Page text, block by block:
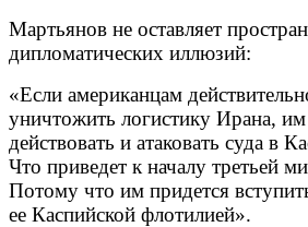
Мартьянов не оставляет
дипломатических иллюзий:
«Если американцам
уничтожить логистику Ирана, им
действовать и атаковать суда в
Что приведет к началу третьей
Потому что им придется
ее Каспийской флотилией».